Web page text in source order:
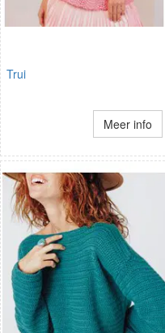
Trui
Meer info